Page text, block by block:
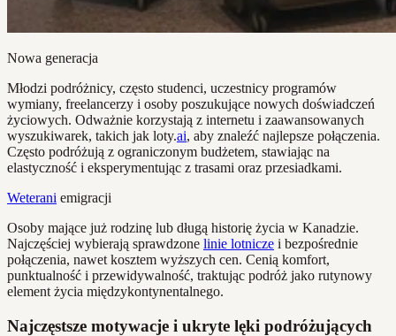
Nowa generacja
Młodzi podróżnicy, często studenci, uczestnicy programów
wymiany, freelancerzy i osoby poszukujące nowych doświadczeń
życiowych. Odważnie korzystają z internetu i zaawansowanych
wyszukiwarek, takich jak loty.ai, aby znaleźć najlepsze połączenia.
Często podróżują z ograniczonym budżetem, stawiając na
elastyczność i eksperymentując z trasami oraz przesiadkami.
Weterani emigracji
Osoby mające już rodzinę lub długą historię życia w Kanadzie.
Najczęściej wybierają sprawdzone linie lotnicze i bezpośrednie
połączenia, nawet kosztem wyższych cen. Cenią komfort,
punktualność i przewidywalność, traktując podróż jako rutynowy
element życia międzykontynentalnego.
Najczęstsze motywacje i ukryte lęki podróżujących